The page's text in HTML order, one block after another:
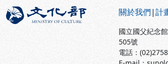
關於我們|計
國立國父紀念
505號
電話：